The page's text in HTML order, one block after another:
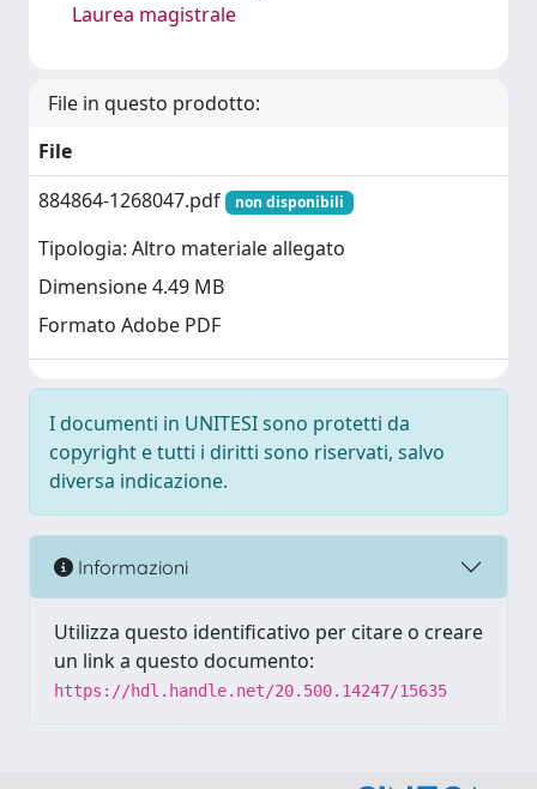
Laurea magistrale
File in questo prodotto:
File
884864-1268047.pdf
non disponibili
Tipologia: Altro materiale allegato
Dimensione 4.49 MB
Formato Adobe PDF
I documenti in UNITESI sono protetti da
copyright e tutti i diritti sono riservati, salvo
diversa indicazione.
Informazioni
Utilizza questo identificativo per citare o creare
un link a questo documento:
https://hdl.handle.net/20.500.14247/15635